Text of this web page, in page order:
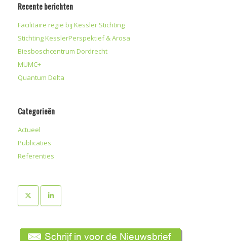
Recente berichten
Facilitaire regie bij Kessler Stichting
Stichting KesslerPerspektief & Arosa
Biesboschcentrum Dordrecht
MUMC+
Quantum Delta
Categorieën
Actueel
Publicaties
Referenties